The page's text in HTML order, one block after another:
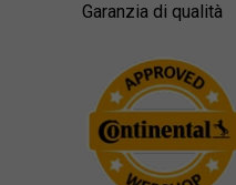
Garanzia di qualità